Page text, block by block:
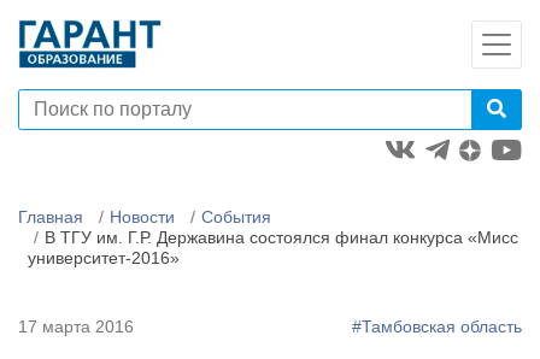
Главная Новости
События
В ТГУ им. Г.Р. Державина состоялся финал конкурса «Мисс
университет-2016»
17 марта 2016 #Тамбовская область